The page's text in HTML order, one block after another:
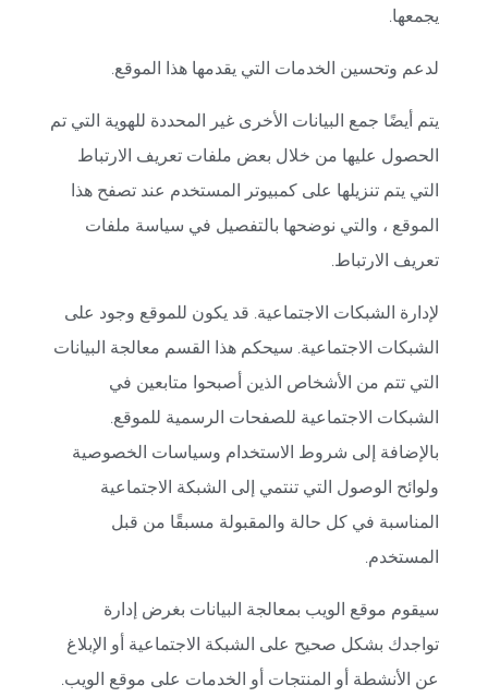
يجمعها.
لدعم وتحسين الخدمات التي يقدمها هذا الموقع.
يتم أيضًا جمع البيانات الأخرى غير المحددة للهوية التي تم
الحصول عليها من خلال بعض ملفات تعريف الارتباط
التي يتم تنزيلها على كمبيوتر المستخدم عند تصفح هذا
الموقع ، والتي نوضحها بالتفصيل في سياسة ملفات
تعريف الارتباط.
لإدارة الشبكات الاجتماعية. قد يكون للموقع وجود على
الشبكات الاجتماعية. سيحكم هذا القسم معالجة البيانات
التي تتم من الأشخاص الذين أصبحوا متابعين في
الشبكات الاجتماعية للصفحات الرسمية للموقع.
بالإضافة إلى شروط الاستخدام وسياسات الخصوصية
ولوائح الوصول التي تنتمي إلى الشبكة الاجتماعية
المناسبة في كل حالة والمقبولة مسبقًا من قبل
المستخدم.
سيقوم موقع الويب بمعالجة البيانات بغرض إدارة
تواجدك بشكل صحيح على الشبكة الاجتماعية أو الإبلاغ
عن الأنشطة أو المنتجات أو الخدمات على موقع الويب.